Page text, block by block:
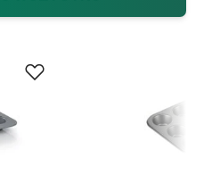
będą również
, które